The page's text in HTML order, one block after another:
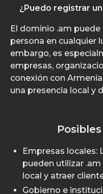
¿Puedo registrar
El dominio .am
persona en cualquier
embargo, es
empresas,
conexión con
una presencia local y
Empresas locales:
pueden utilizar
local y atraer
Gobierno e